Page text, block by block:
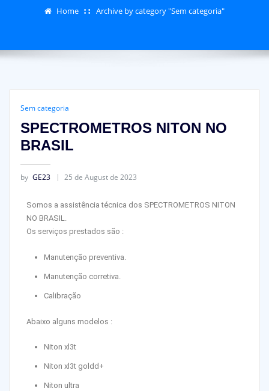
Home Archive by category "Sem categoria"
Sem categoria
SPECTROMETROS NITON NO
BRASIL
by GE23 25 de August de 2023
Somos a assistência técnica dos SPECTROMETROS NITON
NO BRASIL.
Os serviços prestados são :
Manutenção preventiva.
Manutenção corretiva.
Calibração
Abaixo alguns modelos :
Niton xl3t
Niton xl3t goldd+
Niton ultra